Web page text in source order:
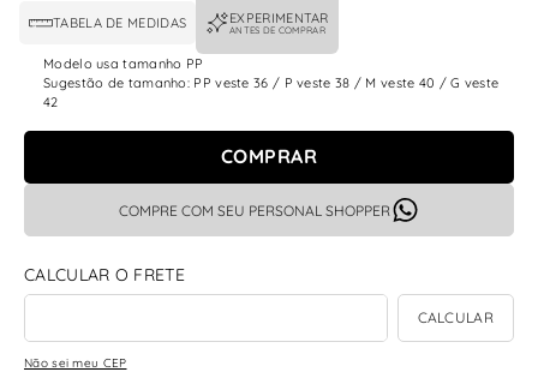
TABELA DE MEDIDAS EXPERIMENTAR
ANTES DE COMPRAR
Modelo usa tamanho PP
Sugestão de tamanho: PP veste 36 / P veste 38 / M veste 40 / G veste
42
COMPRAR
COMPRE COM SEU PERSONAL SHOPPER
Não sei meu CEP